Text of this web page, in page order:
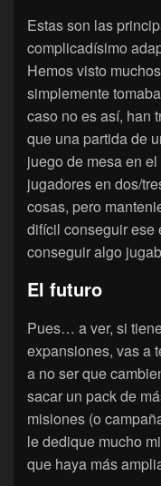
Estas son las
complicadísimo
Hemos visto
simplemente
caso no es así, han
que una partida de
juego de mesa en
jugadores en dos/
cosas, pero
difícil conseguir ese
conseguir algo
El futuro
Pues… a ver, si
expansiones, vas a
a no ser que
sacar un pack de
misiones (o
le dedique mucho
que haya más